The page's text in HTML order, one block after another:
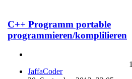
C++ Programm portable
programmieren/komplilieren
JaffaCoder
1